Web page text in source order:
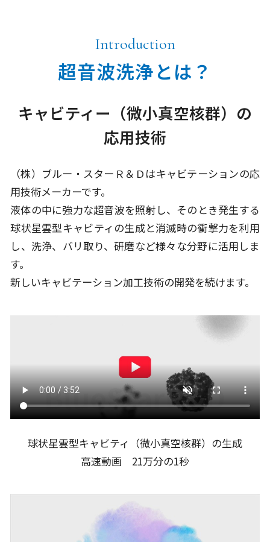
Introduction
超音波洗浄とは？
キャビティー（微小真空核群）の
応用技術
（株）ブルー・スターＲ＆Ｄはキャビテーションの応
用技術メーカーです。
液体の中に強力な超音波を照射し、そのとき発生する
球状星雲型キャビティの生成と消滅時の衝撃力を利用
し、洗浄、バリ取り、研磨など様々な分野に活用しま
す。
新しいキャビテーション加工技術の開発を続けます。
球状星雲型キャビティ（微小真空核群）の生成
高速動画 21万分の1秒